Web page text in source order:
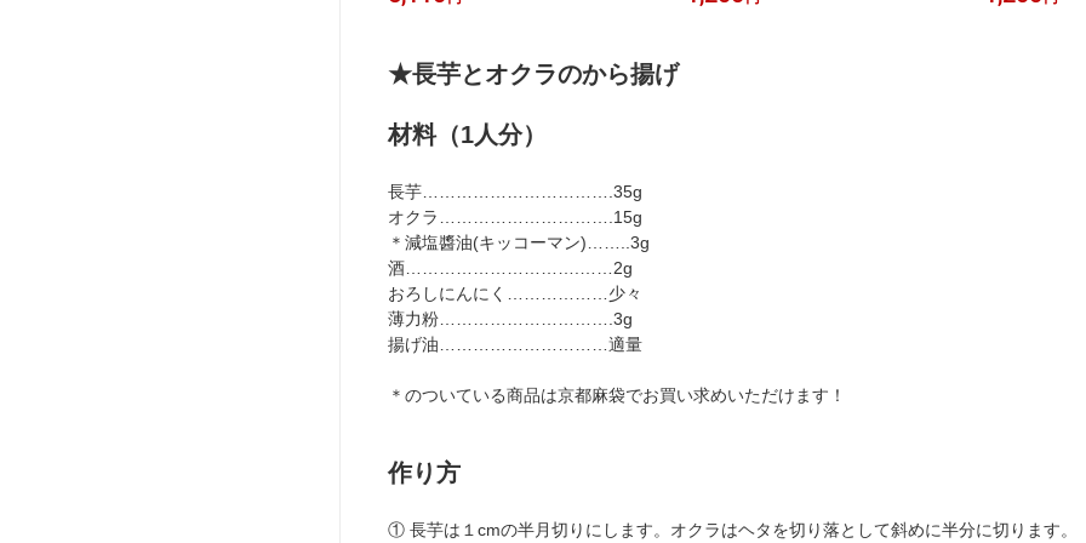
★長芋とオクラのから揚げ
材料（1人分）
長芋…………………………….35g
オクラ………………………….15g
＊減塩醬油(キッコーマン)……..3g
酒………………………….……2g
おろしにんにく………………少々
薄力粉………………………….3g
揚げ油…………………………適量
＊のついている商品は京都麻袋でお買い求めいただけます！
作り方
① 長芋は１cmの半月切りにします。オクラはヘタを切り落として斜めに半分に切ります。